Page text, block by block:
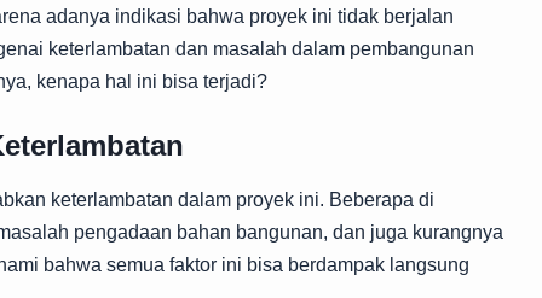
adanya indikasi bahwa proyek ini tidak berjalan
keterlambatan dan masalah dalam pembangunan
kenapa hal ini bisa terjadi?
keterlambatan dalam proyek ini. Beberapa di
pengadaan bahan bangunan, dan juga kurangnya
bahwa semua faktor ini bisa berdampak langsung